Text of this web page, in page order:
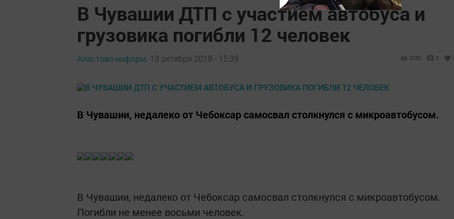
В Чувашии ДТП с участием автобуса и
грузовика погибли 12 человек
Апастово-информ, 13 октября 2018 - 15:39 2050 0
В Чувашии, недалеко от Чебоксар самосвал столкнулся с микроавтобусом.
В Чувашии, недалеко от Чебоксар самосвал столкнулся с микроавтобусом.
Погибли не менее восьми человек.